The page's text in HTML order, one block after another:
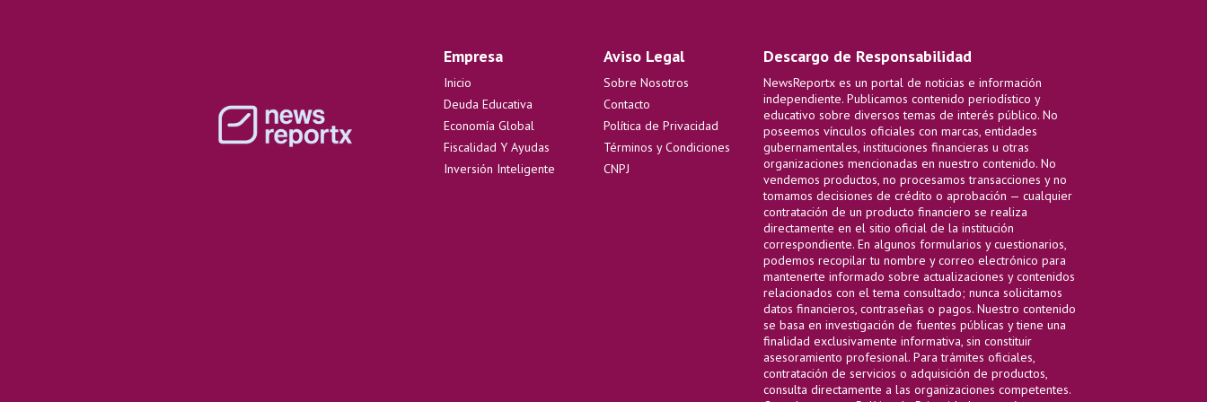
Empresa
Inicio
Deuda Educativa
Economía Global
Fiscalidad Y Ayudas
Inversión Inteligente
Aviso Legal
Sobre Nosotros
Contacto
Política de Privacidad
Términos y Condiciones
CNPJ
Descargo de Responsabilidad
NewsReportx es un portal de noticias e información
independiente. Publicamos contenido periodístico y
educativo sobre diversos temas de interés público. No
poseemos vínculos oficiales con marcas, entidades
gubernamentales, instituciones financieras u otras
organizaciones mencionadas en nuestro contenido. No
vendemos productos, no procesamos transacciones y no
tomamos decisiones de crédito o aprobación — cualquier
contratación de un producto financiero se realiza
directamente en el sitio oficial de la institución
correspondiente. En algunos formularios y cuestionarios,
podemos recopilar tu nombre y correo electrónico para
mantenerte informado sobre actualizaciones y contenidos
relacionados con el tema consultado; nunca solicitamos
datos financieros, contraseñas o pagos. Nuestro contenido
se basa en investigación de fuentes públicas y tiene una
finalidad exclusivamente informativa, sin constituir
asesoramiento profesional. Para trámites oficiales,
contratación de servicios o adquisición de productos,
consulta directamente a las organizaciones competentes.